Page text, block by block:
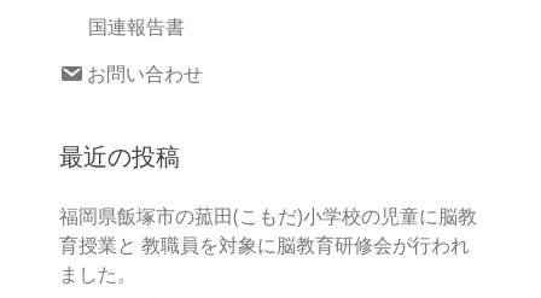
国連報告書
お問い合わせ
最近の投稿
福岡県飯塚市の菰田(こもだ)小学校の児童に脳教
育授業と 教職員を対象に脳教育研修会が行われ
ました。